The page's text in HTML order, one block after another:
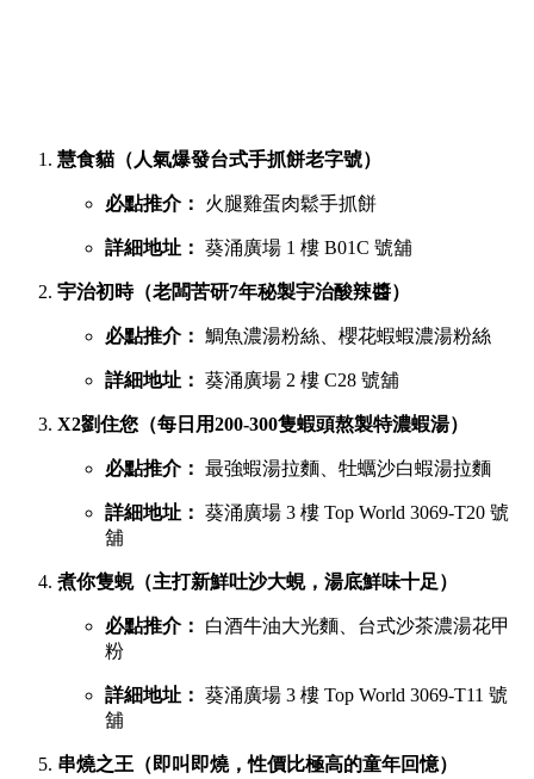
慧食貓（人氣爆發台式手抓餅老字號）
必點推介： 火腿雞蛋肉鬆手抓餅
詳細地址： 葵涌廣場 1 樓 B01C 號舖
宇治初時（老闆苦研7年秘製宇治酸辣醬）
必點推介： 鯛魚濃湯粉絲、櫻花蝦蝦濃湯粉絲
詳細地址： 葵涌廣場 2 樓 C28 號舖
X2劉住您（每日用200-300隻蝦頭熬製特濃蝦湯）
必點推介： 最強蝦湯拉麵、牡蠣沙白蝦湯拉麵
詳細地址： 葵涌廣場 3 樓 Top World 3069-T20 號
舖
煮你隻蜆（主打新鮮吐沙大蜆，湯底鮮味十足）
必點推介：
白酒牛油大光麵、台式沙茶濃湯花甲
粉
詳細地址： 葵涌廣場 3 樓 Top World 3069-T11 號
舖
串燒之王（即叫即燒，性價比極高的童年回憶）